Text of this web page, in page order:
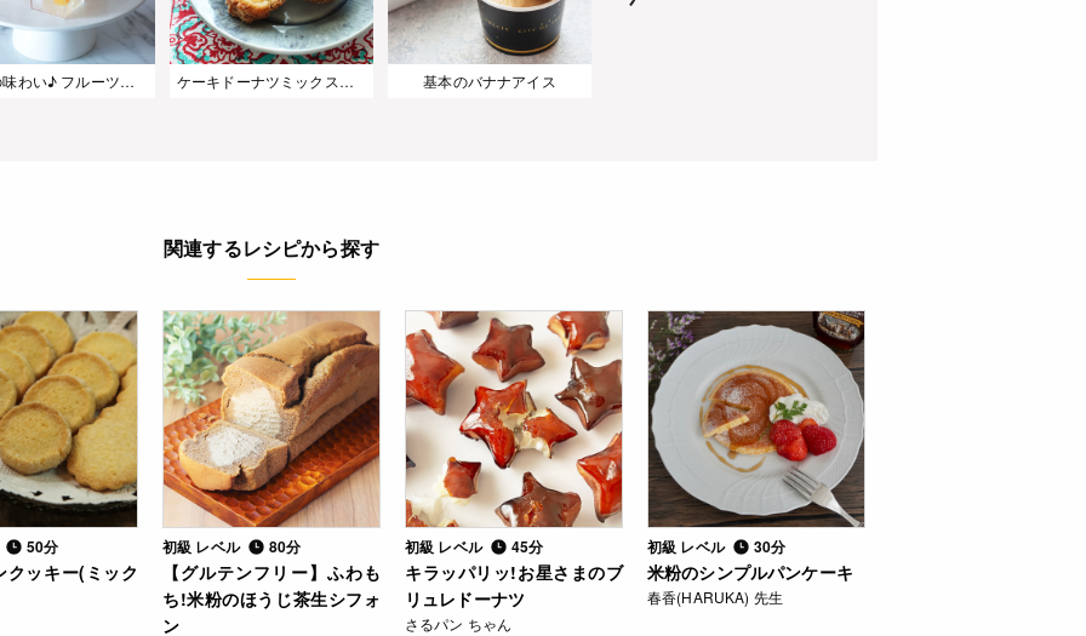
大人の味わい♪ フルーツカクテルのシャンパンゼリー ケーキドーナツミックスで作る サーターアンダギー 基本のバナナアイス
関連するレシピから探す
50分
クッキー(ミック
初級 レベル 80分
【グルテンフリー】ふわも
ち!米粉のほうじ茶生シフォ
ン
初級 レベル 45分
キラッパリッ!お星さまのブ
リュレドーナツ
さるパン ちゃん
初級 レベル 30分
米粉のシンプルパンケーキ
春香(HARUKA) 先生